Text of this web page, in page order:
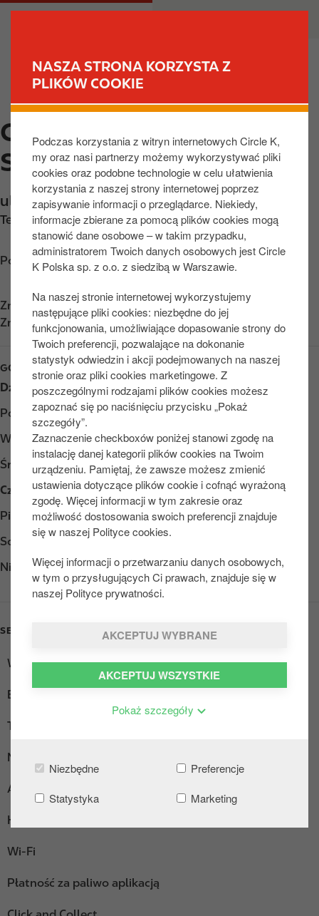
NASZA STRONA KORZYSTA Z
PLIKÓW COOKIE
Podczas korzystania z witryn internetowych Circle K,
my oraz nasi partnerzy możemy wykorzystywać pliki
cookies oraz podobne technologie w celu ułatwienia
korzystania z naszej strony internetowej poprzez
zapisywanie informacji o przeglądarce. Niekiedy,
informacje zbierane za pomocą plików cookies mogą
stanowić dane osobowe – w takim przypadku,
administratorem Twoich danych osobowych jest Circle
K Polska sp. z o.o. z siedzibą w Warszawie.
Na naszej stronie internetowej wykorzystujemy
następujące pliki cookies: niezbędne do jej
funkcjonowania, umożliwiające dopasowanie strony do
Twoich preferencji, pozwalające na dokonanie
statystyk odwiedzin i akcji podejmowanych na naszej
stronie oraz pliki cookies marketingowe. Z
poszczególnymi rodzajami plików cookies możesz
zapoznać się po naciśnięciu przycisku „Pokaż
szczegóły”.
Zaznaczenie checkboxów poniżej stanowi zgodę na
instalację danej kategorii plików cookies na Twoim
urządzeniu. Pamiętaj, że zawsze możesz zmienić
ustawienia dotyczące plików cookie i cofnąć wyrażoną
zgodę. Więcej informacji w tym zakresie oraz
możliwość dostosowania swoich preferencji znajduje
się w naszej Polityce cookies.
Więcej informacji o przetwarzaniu danych osobowych,
w tym o przysługujących Ci prawach, znajduje się w
naszej Polityce prywatności.
AKCEPTUJ WYBRANE
AKCEPTUJ WSZYSTKIE
Pokaż szczegóły
Niezbędne
Preferencje
Statystyka
Marketing
d
o
t
e
ś
M
v
CIRCLE K TARNOBRZEG,
SIENKIEWICZA
ul. Sienkiewicza 78,Tarnobrzeg,39-400
Telefon: +48158235727
Poznaj wskazówki dojazdu
Znajdź nas naApp Store
Znajdź nas na Google Play
GODZINY OTWARCIA
Dzień
Opening hours
Poniedziałek
Otwarte 24/7
Wtorek
Otwarte 24/7
Środa
Otwarte 24/7
Czwartek
Otwarte 24/7
Piątek
Otwarte 24/7
Sobota
Niedziela
Otwarte 24/7
SERVICES
Wypożyczalnia przyczep
Ekspres do kawy
Truck Diesel
Myjnia bezdotykowa
AdBlue pakowane
Hot Dogi
Wi-Fi
Płatność za paliwo aplikacją